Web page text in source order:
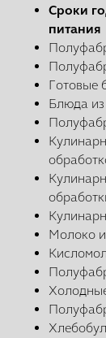
Сроки
питания
Готовые
Блюда
Молоко